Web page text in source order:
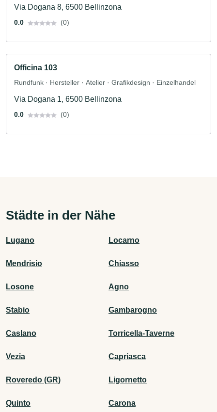
Via Dogana 8, 6500 Bellinzona
0.0 (0)
Officina 103
Rundfunk · Hersteller · Atelier · Grafikdesign · Einzelhandel
Via Dogana 1, 6500 Bellinzona
0.0 (0)
Städte in der Nähe
Lugano Locarno
Mendrisio Chiasso
Losone Agno
Stabio Gambarogno
Caslano Torricella-Taverne
Vezia Capriasca
Roveredo (GR) Ligornetto
Quinto Carona